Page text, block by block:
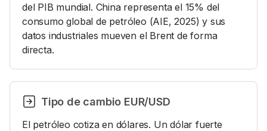
del PIB mundial. China representa el 15% del
consumo global de petróleo (AIE, 2025) y sus
datos industriales mueven el Brent de forma
directa.
Tipo de cambio EUR/USD
El petróleo cotiza en dólares. Un dólar fuerte